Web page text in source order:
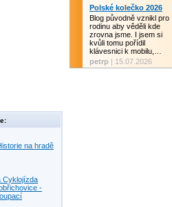
na hradě
Cyklojízda
-
Polské kolečko 2026
Blog původně vznikl pro
rodinu aby věděli kde
zrovna jsme. I jsem si
kvůli tomu pořídil
klávesnici k mobilu,…
petrp | 15.07.2026